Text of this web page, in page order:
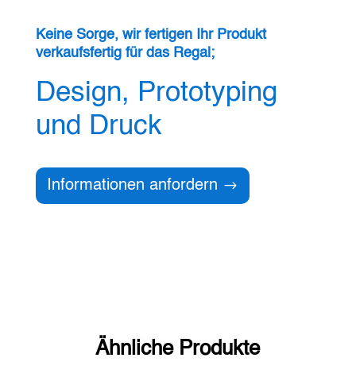
Keine Sorge, wir fertigen Ihr Produkt
verkaufsfertig für das Regal;
Design, Prototyping
und Druck
Informationen anfordern
Ähnliche Produkte